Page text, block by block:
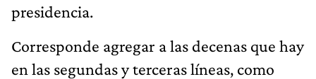
presidencia.
Corresponde agregar a las decenas que hay
en las segundas y terceras líneas, como